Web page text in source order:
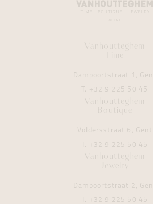
Vanhoutteghem
Time
Dampoortstraat 1, Gent
T. +32 9 225 50 45
Vanhoutteghem
Boutique
Voldersstraat 6, Gent
T. +32 9 225 50 45
Vanhoutteghem
Jewelry
Dampoortstraat 2, Gent
T. +32 9 225 50 45